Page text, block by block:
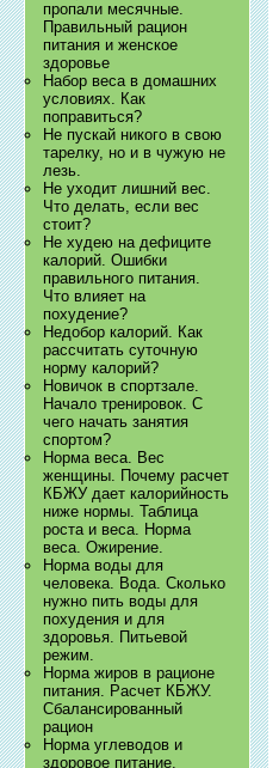
пропали месячные.
Правильный рацион
питания и женское
здоровье
Набор веса в домашних
условиях. Как
поправиться?
Не пускай никого в свою
тарелку, но и в чужую не
лезь.
Не уходит лишний вес.
Что делать, если вес
стоит?
Не худею на дефиците
калорий. Ошибки
правильного питания.
Что влияет на
похудение?
Недобор калорий. Как
рассчитать суточную
норму калорий?
Новичок в спортзале.
Начало тренировок. С
чего начать занятия
спортом?
Норма веса. Вес
женщины. Почему расчет
КБЖУ дает калорийность
ниже нормы. Таблица
роста и веса. Норма
веса. Ожирение.
Норма воды для
человека. Вода. Сколько
нужно пить воды для
похудения и для
здоровья. Питьевой
режим.
Норма жиров в рационе
питания. Расчет КБЖУ.
Сбалансированный
рацион
Норма углеводов и
здоровое питание.